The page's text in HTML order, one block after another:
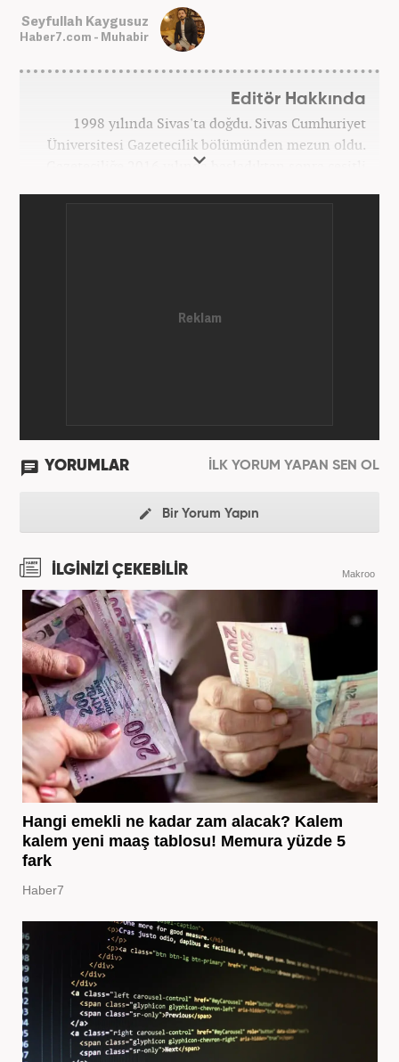
Seyfullah Kaygusuz
Haber7.com - Muhabir
Editör Hakkında
1998 yılında Sivas'ta doğdu. Sivas Cumhuriyet
Üniversitesi Gazetecilik bölümünden mezun oldu.
Gazeteciliğe 2016 yılında başladıktan sonra çeşitli
YORUMLAR İLK YORUM YAPAN SEN OL
Bir Yorum Yapın
İLGİNİZİ ÇEKEBİLİR Makroo
Hangi emekli ne kadar zam alacak? Kalem
kalem yeni maaş tablosu! Memura yüzde 5
fark
Haber7